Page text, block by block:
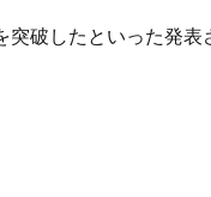
突破したといった発